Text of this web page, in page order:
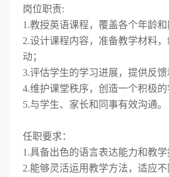
岗位职责:
1.教授英语课程，覆盖各个年龄和
2.设计课程内容，准备教学材料
动；
3.评估学生的学习进展，提供反馈
4.维护课堂秩序，创造一个积极的
5.与学生、家长和同事有效沟通。
任职要求：
1.具备出色的语言表达能力和教学
2.能够灵活运用教学方法，适应